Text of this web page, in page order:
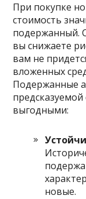
При покупке
стоимость
подержанный.
вы снижаете
вам не
вложенных
Подержанные
выгодными:
новые.